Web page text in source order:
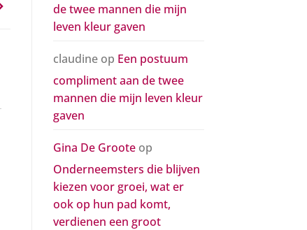
de twee mannen die mijn
leven kleur gaven
claudineop Een postuum
compliment aan de twee
mannen die mijn leven kleur
gaven
Gina De Grooteop
Onderneemsters die blijven
kiezen voor groei, wat er
ook op hun pad komt,
verdienen een groot